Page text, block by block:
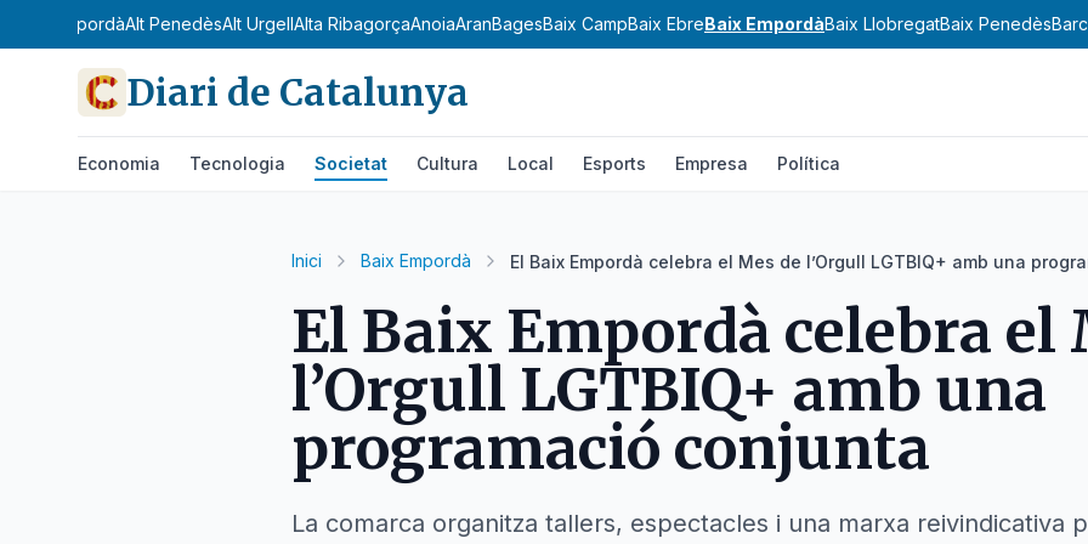
Alt EmpordàAlt PenedèsAlt UrgellAlta RibagorçaAnoiaAranBagesBaix CampBaix EbreBaix EmpordàBaix LlobregatBaix Penedès
Diari de Catalunya
Economia Tecnologia Societat Cultura Local Esports Empresa Política
Inici Baix Empordà El Baix Empordà celebra el Mes de l’Orgull LGTBIQ+ amb una
El Baix Empordà celebra el
l’Orgull LGTBIQ+ amb una
programació conjunta
La comarca organitza tallers, espectacles i una marxa reivindicativa